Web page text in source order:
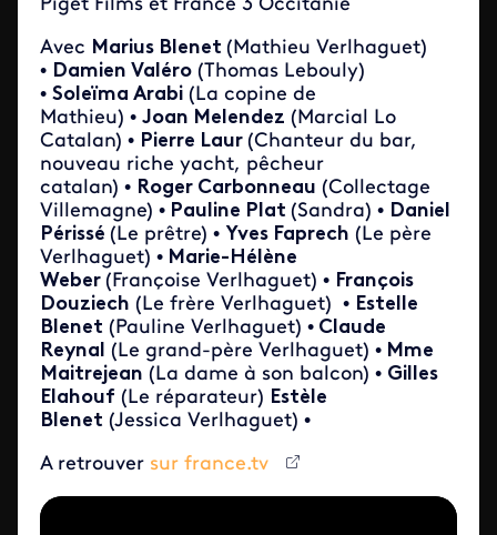
Piget Films et France 3 Occitanie
Avec Marius Blenet (Mathieu Verlhaguet)
• Damien Valéro (Thomas Lebouly)
• Soleïma Arabi (La copine de
Mathieu) • Joan Melendez (Marcial Lo
Catalan) • Pierre Laur (Chanteur du bar,
nouveau riche yacht, pêcheur
catalan) • Roger Carbonneau (Collectage
Villemagne) • Pauline Plat (Sandra) • Daniel
Périssé (Le prêtre) • Yves Faprech (Le père
Verlhaguet) • Marie-Hélène
Weber (Françoise Verlhaguet) • François
Douziech (Le frère Verlhaguet) • Estelle
Blenet (Pauline Verlhaguet) • Claude
Reynal (Le grand-père Verlhaguet) • Mme
Maitrejean (La dame à son balcon) • Gilles
Elahouf (Le réparateur) Estèle
Blenet (Jessica Verlhaguet) •
A retrouver sur france.tv